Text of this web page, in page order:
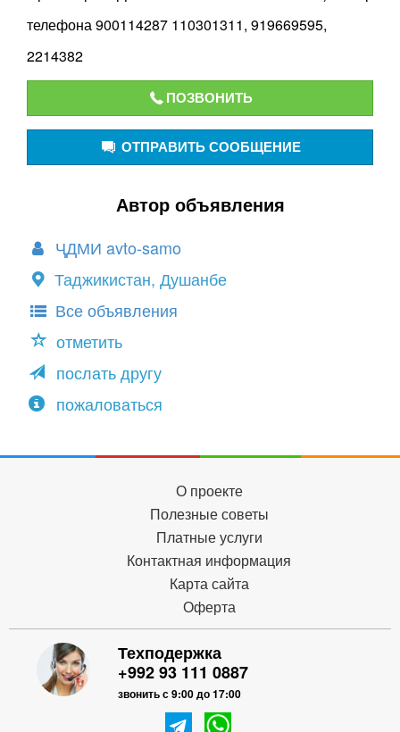
телефона 900114287 110301311, 919669595,
2214382
ПОЗВОНИТЬ
ОТПРАВИТЬ СООБЩЕНИЕ
Автор объявления
ҶДМИ avto-samo
Таджикистан, Душанбе
Все объявления
отметить
послать другу
пожаловаться
О проекте
Полезные советы
Платные услуги
Контактная информация
Карта сайта
Оферта
Техподержка
+992 93 111 0887
звонить с 9:00 до 17:00